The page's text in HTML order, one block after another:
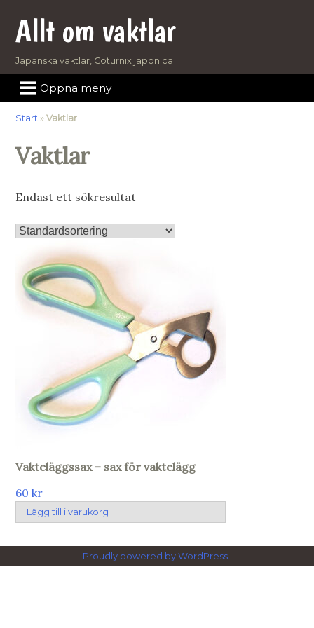
content
Allt om vaktlar
Japanska vaktlar, Coturnix japonica
Öppna meny
Start »Vaktlar
Vaktlar
Endast ett sökresultat
Vakteläggssax – sax för vaktelägg
60kr
Lägg till i varukorg
Proudly powered by WordPress